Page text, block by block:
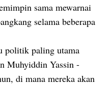
sama mewarnai
selama beberapa
politik paling utama
Muhyiddin Yassin -
di mana mereka akan